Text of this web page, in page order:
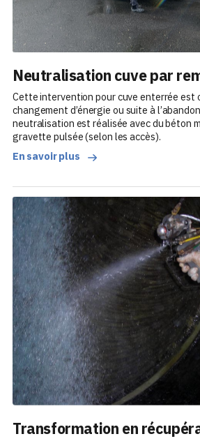
Neutralisation cuve par
Cette intervention pour cuve enterrée est
changement d’énergie ou suite à
neutralisation est réalisée avec du béton
gravette pulsée (selon les accès).
En savoir plus
Transformation en